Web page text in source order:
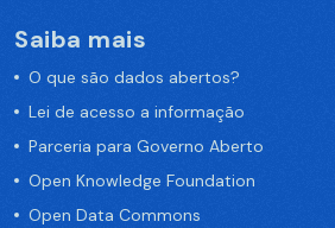
Saiba mais
O que são dados abertos?
Lei de acesso a informação
Parceria para Governo Aberto
Open Knowledge Foundation
Open Data Commons